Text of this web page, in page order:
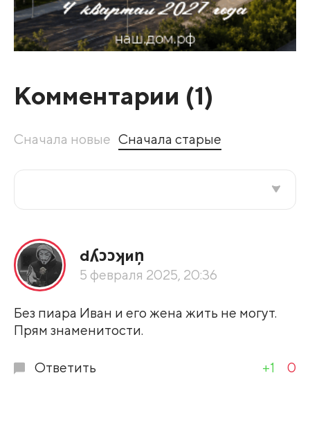
Комментарии (1)
Сначала новые Сначала старые
По рейтингу
Развернуть все
dʎɔɔʞиņ
5 февраля 2025, 20:36
Без пиара Иван и его жена жить не могут.
Прям знаменитости.
Ответить +1 0